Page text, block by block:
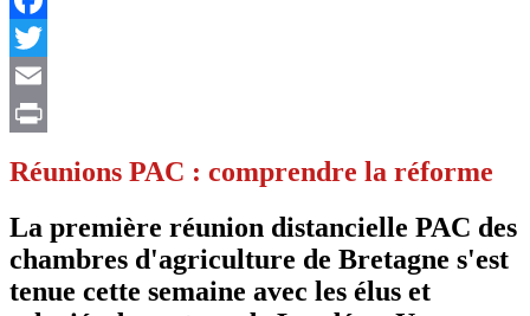
Facebook
Twitter
Email
Réunions PAC : comprendre la réforme
La première réunion distancielle PAC des
chambres d'agriculture de Bretagne s'est
tenue cette semaine avec les élus et